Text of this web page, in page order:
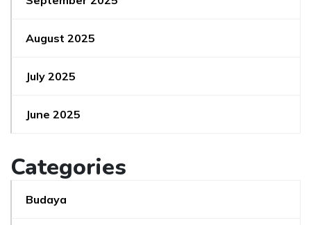
August 2025
July 2025
June 2025
Categories
Budaya